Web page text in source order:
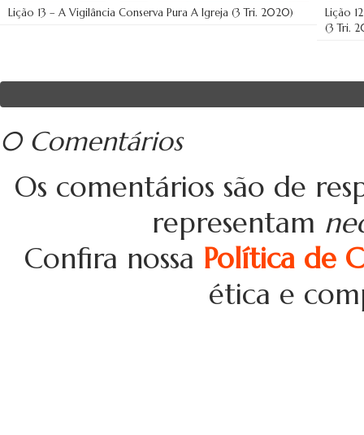
Lição 13 – A Vigilância Conserva Pura A Igreja (3 Tri. 2020)
Lição
(3 Tri.
0 Comentários
Os comentários são de
representam
Confira nossa Política de
ética e